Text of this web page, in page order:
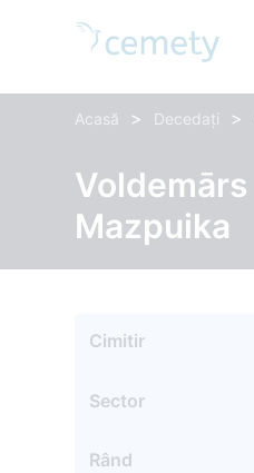
Acasă > Decedați >
Voldemārs
Mazpuika
Cimitir
Sector
Rând